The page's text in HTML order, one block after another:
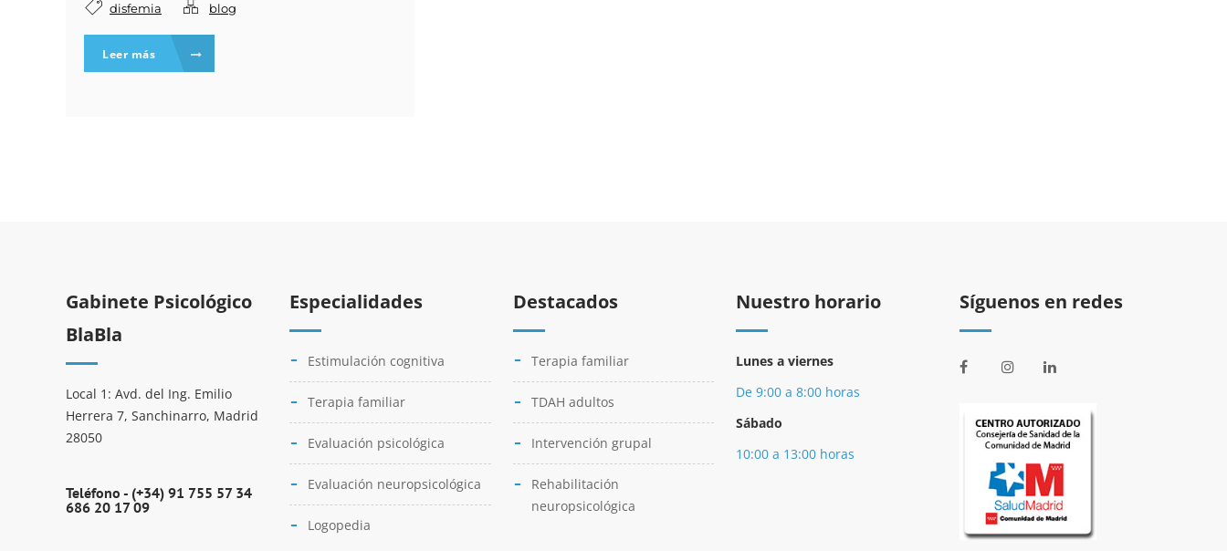
disfemia blog
Leer más
Gabinete Psicológico
BlaBla
Local 1: Avd. del Ing. Emilio
Herrera 7, Sanchinarro, Madrid
28050
Teléfono - (+34) 91 755 57 34
686 20 17 09
Especialidades
Estimulación cognitiva
Terapia familiar
Evaluación psicológica
Evaluación neuropsicológica
Logopedia
Destacados
Terapia familiar
TDAH adultos
Intervención grupal
Rehabilitación
neuropsicológica
Nuestro horario
Lunes a viernes
De 9:00 a 8:00 horas
Sábado
10:00 a 13:00 horas
Síguenos en redes